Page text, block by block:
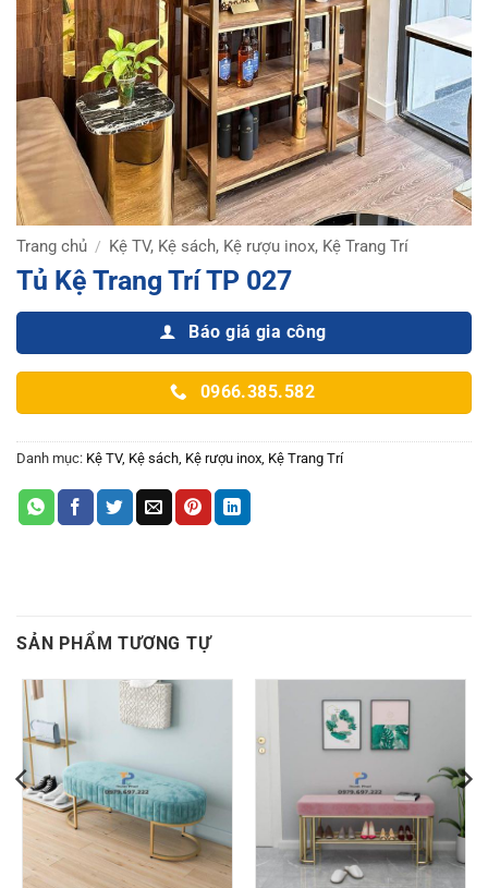
Trang chủ / Kệ TV, Kệ sách, Kệ rượu inox, Kệ Trang Trí
Tủ Kệ Trang Trí TP 027
Báo giá gia công
0966.385.582
Danh mục: Kệ TV, Kệ sách, Kệ rượu inox, Kệ Trang Trí
SẢN PHẨM TƯƠNG TỰ